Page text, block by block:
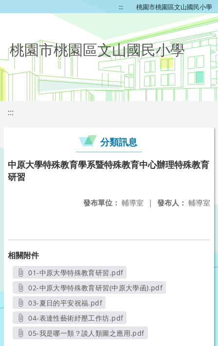
::: 桃園市桃園區文山國民小學
桃園市桃園區文山國民小學
:::
分類訊息
中原大學特殊教育學系暨特殊教育中心辦理特殊教育
研習
發布人： 輔導室
發布單位： 輔導室 |
相關附件
01-中原大學特殊教育研習.pdf
另開新視窗
02-中原大學特殊教育研習(中原大學函).pdf
另開新視窗
03-夏日的平安祝福.pdf
另開新視窗
04-表達性藝術紓壓工作坊.pdf
另開新視窗
05-我是哪一類？談人類圖之應用.pdf